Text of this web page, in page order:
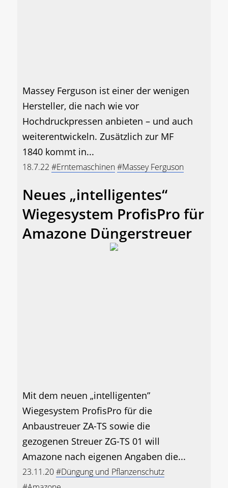
Massey Ferguson ist einer der wenigen
Hersteller, die nach wie vor
Hochdruckpressen anbieten – und auch
weiterentwickeln. Zusätzlich zur MF
1840 kommt in...
18.7.22 #Erntemaschinen#Massey Ferguson
Neues „intelligentes“
Wiegesystem ProfisPro für
Amazone Düngerstreuer
Mit dem neuen „intelligenten”
Wiegesystem ProfisPro für die
Anbaustreuer ZA-TS sowie die
gezogenen Streuer ZG-TS 01 will
Amazone nach eigenen Angaben die...
23.11.20#Düngung und Pflanzenschutz